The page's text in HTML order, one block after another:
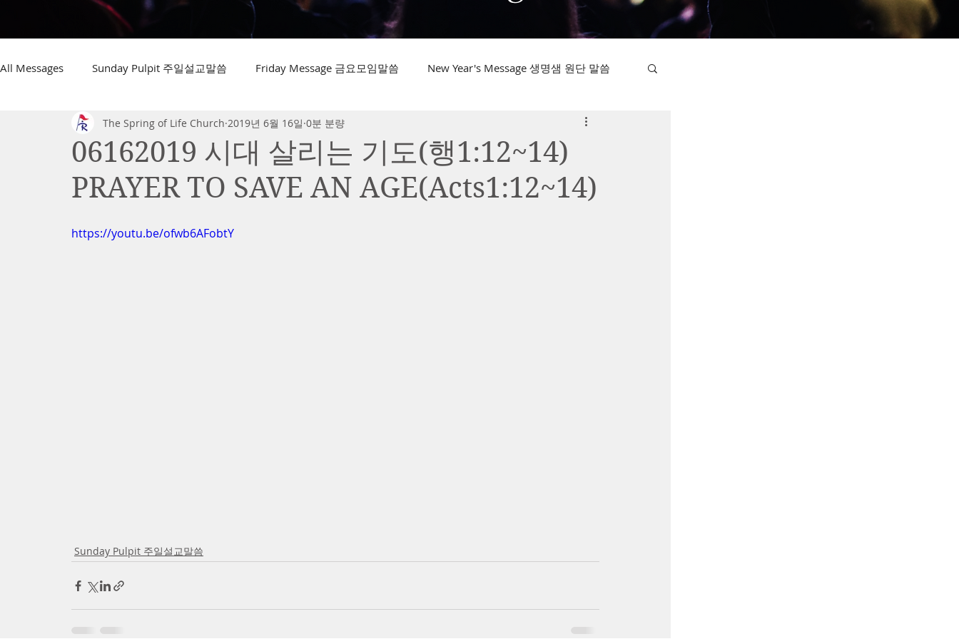
All Messages Sunday Pulpit 주일설교말씀 Friday Message 금요모임말씀 New Year's Message 생명샘 원단 말씀
06162019 시대 살리는 기도(행1:12~14)
PRAYER TO SAVE AN AGE(Acts1:12~14)
The Spring of Life Church 2019년 6월 16일 0분 분량
https://youtu.be/ofwb6AFobtY
Sunday Pulpit 주일설교말씀